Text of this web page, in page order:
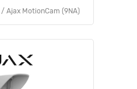
Ajax MotionCam (9NA)